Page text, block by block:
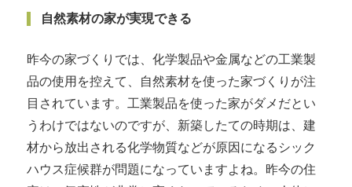
自然素材の家が実現できる
昨今の家づくりでは、化学製品や金属などの工業製
品の使用を控えて、自然素材を使った家づくりが注
目されています。工業製品を使った家がダメだとい
うわけではないのですが、新築したての時期は、建
材から放出される化学物質などが原因になるシック
ハウス症候群が問題になっていますよね。昨今の住